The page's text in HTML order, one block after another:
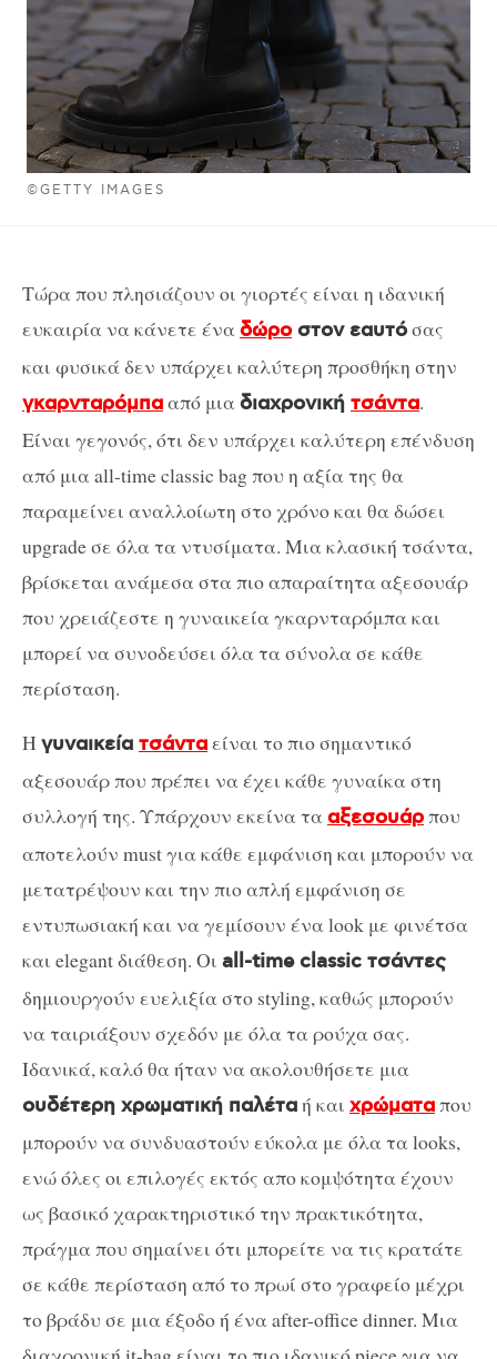
©GETTY IMAGES
Τώρα που πλησιάζουν οι γιορτές είναι η ιδανική
ευκαιρία να κάνετε έναδώροστον εαυτόσας
και φυσικά δεν υπάρχει καλύτερη προσθήκη στην
γκαρνταρόμπααπό μιαδιαχρονική τσάντα.
Είναι γεγονός, ότι δεν υπάρχει καλύτερη επένδυση
από μια all-time classic bag που η αξία της θα
παραμείνει αναλλοίωτη στο χρόνο και θα δώσει
upgrade σε όλα τα ντυσίματα. Μια κλασική τσάντα,
βρίσκεται ανάμεσα στα πιο απαραίτητα αξεσουάρ
που χρειάζεστε η γυναικεία γκαρνταρόμπα και
μπορεί να συνοδεύσει όλα τα σύνολα σε κάθε
περίσταση.
Η γυναικεία τσάνταείναι το πιο σημαντικό
αξεσουάρ που πρέπει να έχει κάθε γυναίκα στη
συλλογή της. Υπάρχουν εκείνα τααξεσουάρπου
αποτελούν must για κάθε εμφάνιση και μπορούν να
μετατρέψουν και την πιο απλή εμφάνιση σε
εντυπωσιακή και να γεμίσουν ένα look με φινέτσα
και elegant διάθεση. Οι all-time classic τσάντες
δημιουργούν ευελιξία στο styling, καθώς μπορούν
να ταιριάξουν σχεδόν με όλα τα ρούχα σας.
Ιδανικά, καλό θα ήταν να ακολουθήσετε μια
ουδέτερη χρωματική παλέταή και χρώματαπου
μπορούν να συνδυαστούν εύκολα με όλα τα looks,
ενώ όλες οι επιλογές εκτός απο κομψότητα έχουν
ως βασικό χαρακτηριστικό την πρακτικότητα,
πράγμα που σημαίνει ότι μπορείτε να τις κρατάτε
σε κάθε περίσταση από το πρωί στο γραφείο μέχρι
το βράδυ σε μια έξοδο ή ένα after-office dinner. Μια